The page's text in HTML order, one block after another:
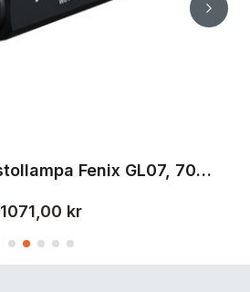
Vapenlampa / Pistollampa Fenix GL07, 700 lm
1071,00 kr